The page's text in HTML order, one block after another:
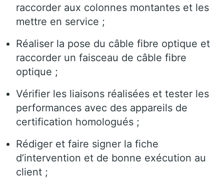
raccorder aux colonnes montantes et les
mettre en service ;
Réaliser la pose du câble fibre optique et
raccorder un faisceau de câble fibre
optique ;
Vérifier les liaisons réalisées et tester les
performances avec des appareils de
certification homologués ;
Rédiger et faire signer la fiche
d’intervention et de bonne exécution au
client ;